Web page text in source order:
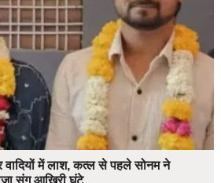
वादियों में लाश, कत्ल से पहले सोनम ने